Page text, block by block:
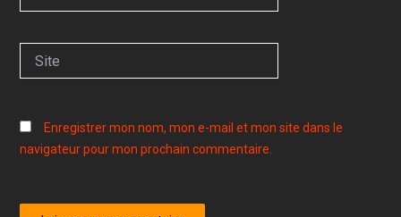
Enregistrer mon nom, mon e-mail et mon site dans le
navigateur pour mon prochain commentaire.